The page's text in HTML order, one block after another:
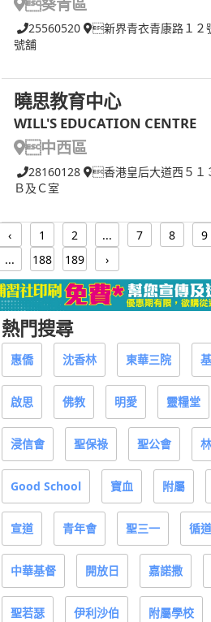
25560520
新界青衣青康路１２
號舖
曉思教育中心
WILL'S EDUCATION CENTRE
中西區
28160128
香港皇后大道西５１
Ｂ及Ｃ室
‹ 1 2 ... 7 8 9
...
188 189 ›
熱門搜尋
惠僑 沈香林 東華三院
啟思 佛教 明愛 靈糧堂
浸信會 聖保祿 聖公會
Good School 寶血 附屬
宣道 青年會 聖三一 循道
中華基督 開放日 嘉諾撒
聖若瑟 伊利沙伯 附屬學校